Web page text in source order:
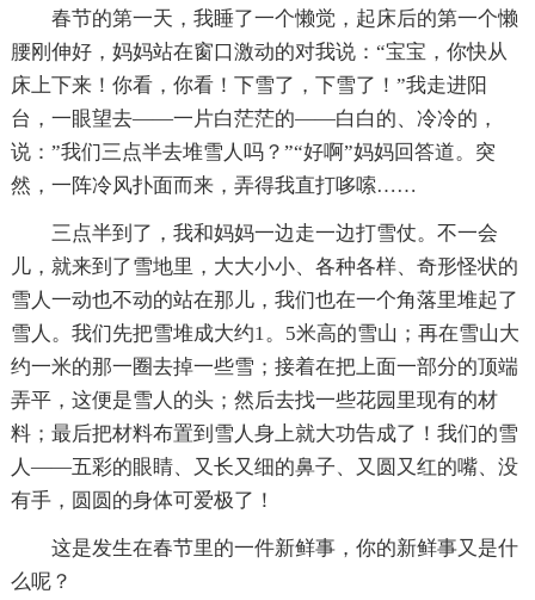
春节的第一天，我睡了一个懒觉，起床后的第一个懒
腰刚伸好，妈妈站在窗口激动的对我说：“宝宝，你快从
床上下来！你看，你看！下雪了，下雪了！”我走进阳
台，一眼望去——一片白茫茫的——白白的、冷冷的，
说：”我们三点半去堆雪人吗？”“好啊”妈妈回答道。突
然，一阵冷风扑面而来，弄得我直打哆嗦……
三点半到了，我和妈妈一边走一边打雪仗。不一会
儿，就来到了雪地里，大大小小、各种各样、奇形怪状的
雪人一动也不动的站在那儿，我们也在一个角落里堆起了
雪人。我们先把雪堆成大约1。5米高的雪山；再在雪山大
约一米的那一圈去掉一些雪；接着在把上面一部分的顶端
弄平，这便是雪人的头；然后去找一些花园里现有的材
料；最后把材料布置到雪人身上就大功告成了！我们的雪
人——五彩的眼睛、又长又细的鼻子、又圆又红的嘴、没
有手，圆圆的身体可爱极了！
这是发生在春节里的一件新鲜事，你的新鲜事又是什
么呢？